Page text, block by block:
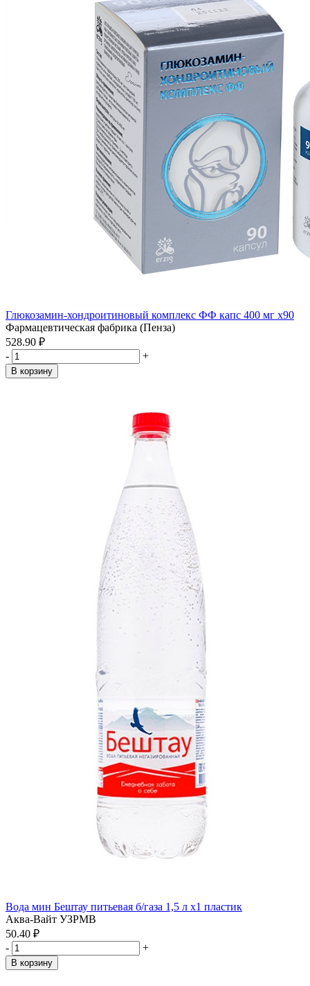
Глюкозамин-хондроитиновый комплекс ФФ капс 400 мг x90
Фармацевтическая фабрика (Пенза)
528.90 ₽
-
+
В корзину
Вода мин Бештау питьевая б/газа 1,5 л x1 пластик
Аква-Вайт УЗРМВ
50.40 ₽
-
+
В корзину